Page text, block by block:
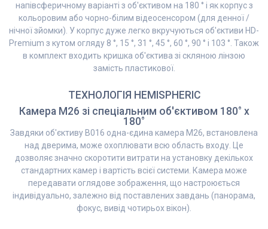
напівсферичному варіанті з об'єктивом на 180 ° і як корпус з
кольоровим або чорно-білим відеосенсором (для денної /
нічної зйомки). У корпус дуже легко вкручуються об'єктиви HD-
Premium з кутом огляду 8 °, 15 °, 31 °, 45 °, 60 °, 90 ° і 103 °. Також
в комплект входить кришка об'єктива зі скляною лінзою
замість пластикової.
ТЕХНОЛОГІЯ HEMISPHERIC
Камера M26 зі спеціальним об'єктивом 180° x
180°
Завдяки об'єктиву B016 одна-єдина камера M26, встановлена
над дверима, може охоплювати всю область входу. Це
дозволяє значно скоротити витрати на установку декількох
стандартних камер і вартість всієї системи. Камера може
передавати оглядове зображення, що настроюється
індивідуально, залежно від поставлених завдань (панорама,
фокус, вивід чотирьох вікон).